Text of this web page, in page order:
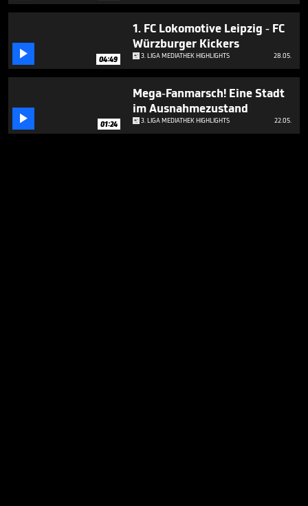
 04:49
1. FC Lokomotive Leipzig - FC
Würzburger Kickers
3. LIGA MEDIATHEK HIGHLIGHTS 28.05.
 01:24
Mega-Fanmarsch! Eine Stadt
im Ausnahmezustand
3. LIGA MEDIATHEK HIGHLIGHTS 22.05.